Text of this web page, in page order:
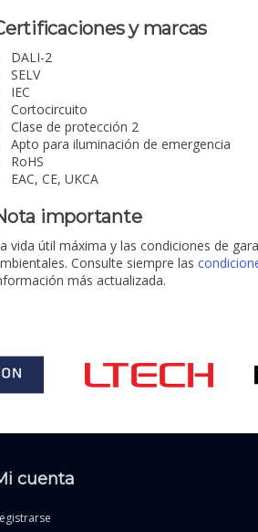
y marcas
DALI-2
SELV
IEC
Cortocircuito
Clase de protección 2
Apto para iluminación de emergencia
RoHS
EAC, CE, UKCA
importante
vida útil máxima y las condiciones de
Consulte siempre las
más actualizada.
cuenta